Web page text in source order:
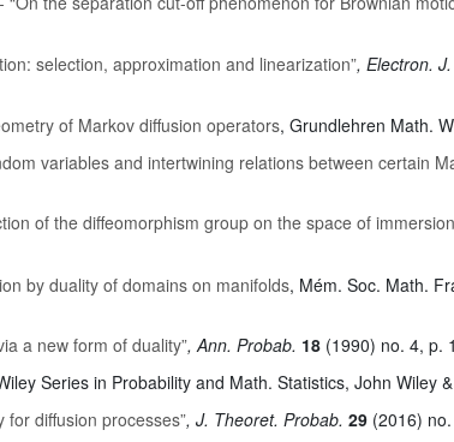
selection, approximation and linearization”, Electron.
of Markov diffusion operators, Grundlehren Math.
variables and intertwining relations between certain
of the diffeomorphism group on the space of
by duality of domains on manifolds, Mém. Soc. Math.
a new form of duality”, Ann. Probab. 18 (1990) no. 4, p.
Series in Probability and Math. Statistics, John Wiley
for diffusion processes”, J. Theoret. Probab. 29 (2016)